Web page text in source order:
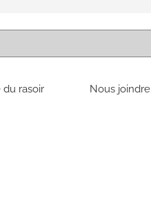
rasoir Nous joindre